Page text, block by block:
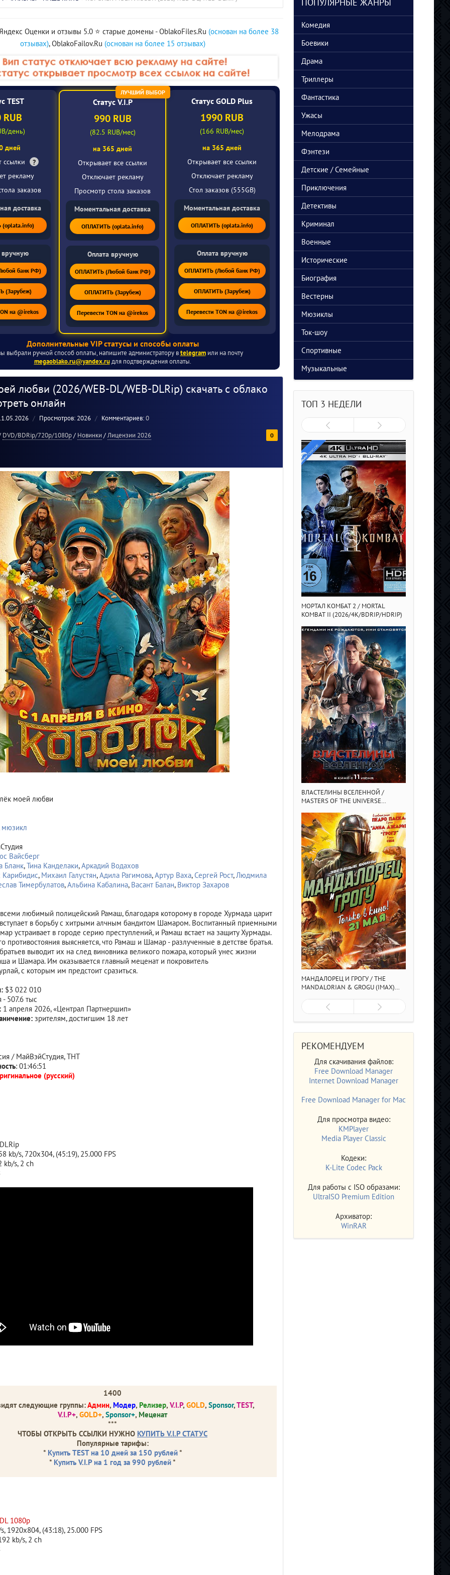
Masters of the
000 Leben
DL/WEB-DLRip)
Оценки и отзывы 5.0 ⭐️ старые домены - OblakoFiles.Ru (основан на более 38
отзывах), OblakoFailov.Ru (основан на более 15 отзывах)
TEST
день)
дней
ссылки
?
рекламу
заказов
доставка
вручную
банк РФ)
(Зарубеж)
на @irekos
ЛУЧШИЙ ВЫБОР
Статус V.I.P
990 RUB
(82.5 RUB/мес)
на 365 дней
Открывает все ссылки
Отключает рекламу
Просмотр стола заказов
Моментальная доставка
ОПЛАТИТЬ (oplata.info)
Оплата вручную
ОПЛАТИТЬ (Любой банк РФ)
ОПЛАТИТЬ (Зарубеж)
Перевести TON на @irekos
Статус GOLD Plus
1990 RUB
(166 RUB/мес)
на 365 дней
Открывает все ссылки
Отключает рекламу
Стол заказов (555GB)
Моментальная доставка
ОПЛАТИТЬ (oplata.info)
Оплата вручную
ОПЛАТИТЬ (Любой банк РФ)
ОПЛАТИТЬ (Зарубеж)
Перевести TON на @irekos
Дополнительные VIP статусы и способы оплаты
выбрали ручной способ оплаты, напишите администратору вtelegramили на почту
megaoblako.ru@yandex.ruдля подтверждения оплаты.
любви (2026/WEB-DL/WEB-DLRip) скачать с облако
онлайн
Просмотров: 2026 Комментариев:0
DVD/BDRip/720p/1080p/ Новинки /Лицензии 2026 0
моей любви
мюзикл
Вайсберг
Бланк,Тина Канделаки,Аркадий Водахов
, Михаил Галустян,Адила Рагимова,Артур Ваха,Сергей Рост,Людмила
Тимербулатов,Альбина Кабалина, Васант Балан, Виктор Захаров
любимый полицейский Рамаш, благодаря которому в городе Хурмада царит
в борьбу с хитрыми алчным бандитом Шамаром. Воспитанный приемными
устраивает в городе серию преступлений, и Рамаш встает на защиту Хурмады.
противостояния выясняется, что Рамаш и Шамар - разлученные в детстве братья.
выводит их на след виновника великого пожара, который унес жизни
и Шамара. Им оказывается главный меценат и покровитель
с которым им предстоит сразиться.
$3 022 010
- 507.6 тыс
1 апреля 2026, «Централ Партнершип»
зрителям, достигшим 18 лет
/ МайВэйСтудия, ТНТ
: 01:46:51
(русский)
kb/s, 720x304, (45:19), 25.000 FPS
kb/s, 2 ch
1400
следующие группы:Админ, Модер, Релизер, V.I.P, GOLD, Sponsor,TEST,
V.I.P+, GOLD+, Sponsor+, Меценат
***
ЧТОБЫ ОТКРЫТЬ ССЫЛКИ НУЖНО КУПИТЬ V.I.P СТАТУС
Популярные тарифы:
* Купить TEST на 10 дней за 150 рублей*
* Купить V.I.P на 1 год за 990 рублей*
1080p
1920x804, (43:18), 25.000 FPS
kb/s, 2 ch
Комедия
Боевики
Драма
Триллеры
Фантастика
Ужасы
Мелодрама
Фэнтези
Детские / Семейные
Приключения
Детективы
Криминал
Военные
Исторические
Биография
Вестерны
Мюзиклы
Ток-шоу
Спортивные
Музыкальные
ТОП 3 НЕДЕЛИ
МОРТАЛ КОМБАТ 2 / MORTAL
KOMBAT II (2026/4K/BDRIP/HDRIP)
ВЛАСТЕЛИНЫ ВСЕЛЕННОЙ /
MASTERS OF THE UNIVERSE
МАНДАЛОРЕЦ И ГРОГУ / THE
MANDALORIAN & GROGU (IMAX)
РЕКОМЕНДУЕМ
Для скачивания файлов:
Free Download Manager
Internet Download Manager
Free Download Manager for Mac
Для просмотра видео:
KMPlayer
Media Player Classic
Кодеки:
K-Lite Codec Pack
Для работы с ISO образами:
UltraISO Premium Edition
Архиватор:
WinRAR